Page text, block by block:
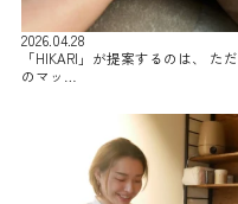
2026.04.28
「HIKARI」が提案するのは、 ただ
のマッ…